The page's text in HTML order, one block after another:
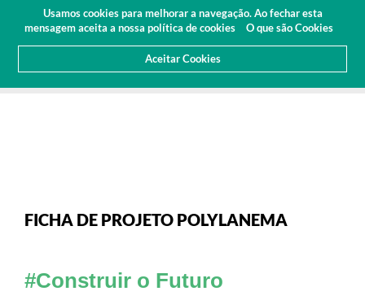
Usamos cookies para melhorar a navegação. Ao fechar esta
mensagem aceita a nossa política de cookies
O que são Cookies
Aceitar Cookies
Orçamento
FICHA DE PROJETO POLYLANEMA
#Construir o Futuro